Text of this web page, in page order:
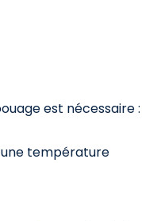
est nécessaire :
une température